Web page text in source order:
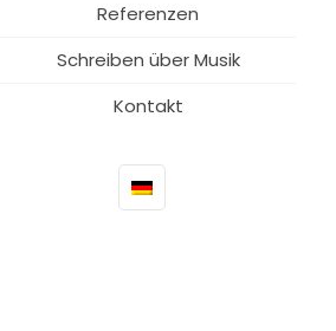
Referenzen
Schreiben über Musik
Kontakt